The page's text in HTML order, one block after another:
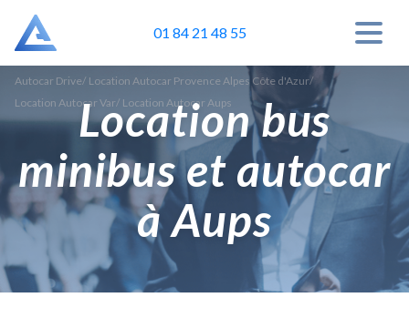
01 84 21 48 55
Autocar Drive/ Location Autocar Provence Alpes Côte d'Azur/
Location Autocar Var/ Location Autocar Aups
Location bus
minibus et autocar
à Aups